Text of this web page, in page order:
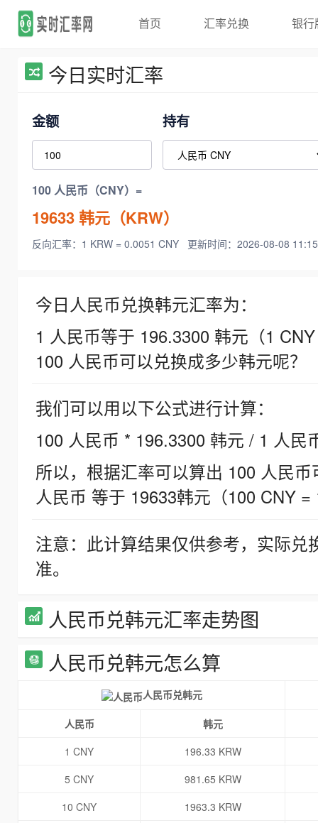
首页 汇率兑换 银行
今日实时汇率
金额 持有
100 人民币（CNY）=
19633韩元（KRW）
反向汇率：1 KRW = 0.0051 CNY 更新时间：2026-08-08
今日人民币兑换韩元汇率为：
1 人民币等于 196.3300 韩元（1
100 人民币可以兑换成多少韩元呢？
我们可以用以下公式进行计算：
100 人民币 * 196.3300 韩元 / 1 人民
所以，根据汇率可以算出 100 人民
人民币 等于 19633韩元（100 CNY =
注意：此计算结果仅供参考，实际
准。
人民币兑韩元汇率走势图
人民币兑韩元怎么算
人民币兑韩元
人民币
韩元
1 CNY
196.33 KRW
5 CNY
981.65 KRW
10 CNY
1963.3 KRW